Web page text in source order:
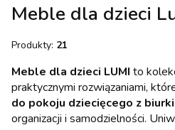
Meble dla dzieci
Produkty: 21
Meble dla dzieci LUMI to
praktycznymi rozwiązaniami,
do pokoju dziecięcego z
organizacji i samodzielności.